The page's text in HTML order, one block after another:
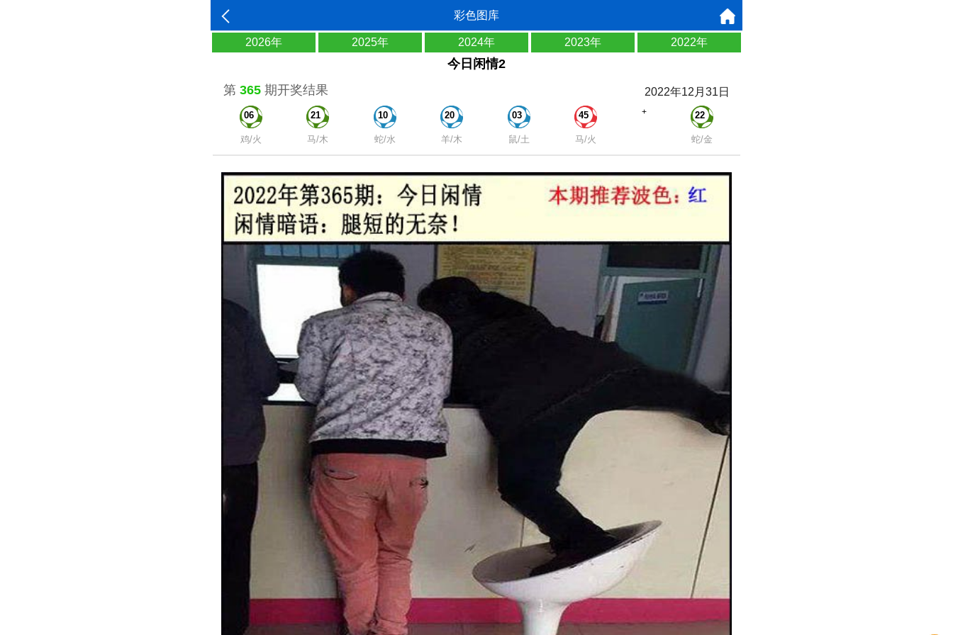
彩色图库
2026年 2025年 2024年 2023年 2022年
今日闲情2
第 365期开奖结果 2022年12月31日
06
鸡/火
21
马/木
10
蛇/水
20
羊/木
03
鼠/土
45
马/火
+ 22
蛇/金